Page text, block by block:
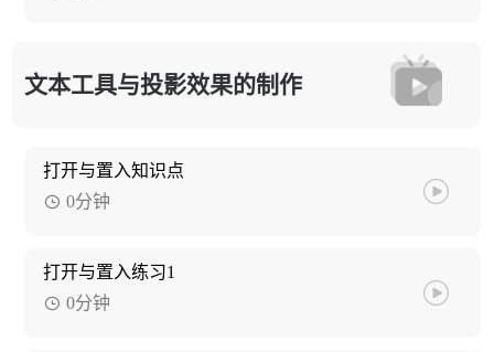
文本工具与投影效果的制作
打开与置入知识点
0分钟
打开与置入练习1
0分钟